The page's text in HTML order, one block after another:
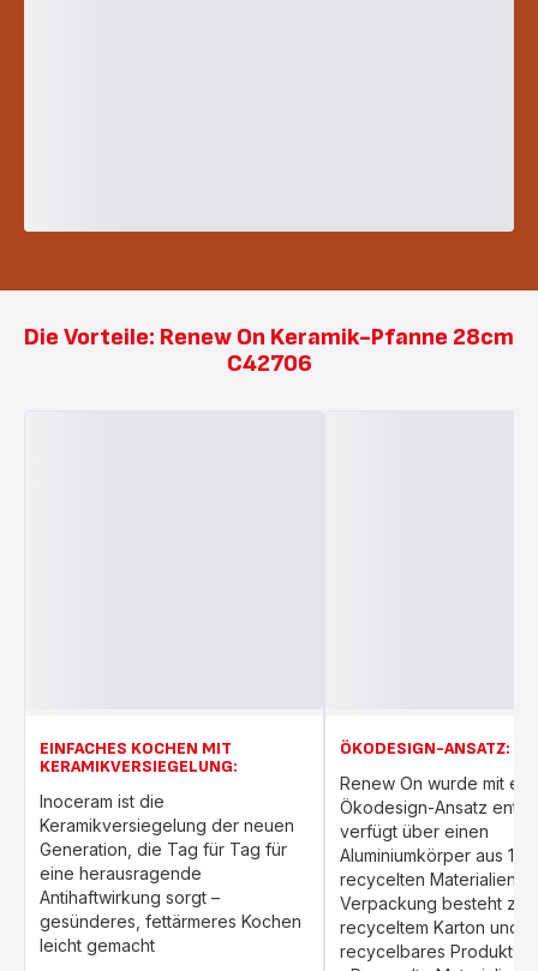
Die Vorteile: Renew On Keramik-Pfanne 28cm
C42706
EINFACHES KOCHEN MIT
KERAMIKVERSIEGELUNG:
Inoceram ist die
Keramikversiegelung der neuen
Generation, die Tag für Tag für
eine herausragende
Antihaftwirkung sorgt –
gesünderes, fettärmeres Kochen
leicht gemacht
ÖKODESIGN-ANSATZ:
Renew On wurde mit
Ökodesign-Ansatz
verfügt über einen
Aluminiumkörper aus
recycelten Materialien*.
Verpackung besteht zu
recyceltem Karton und
recycelbares Produkt**.